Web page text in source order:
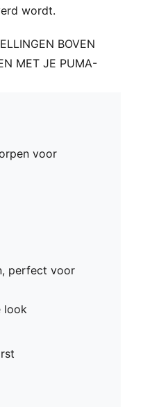
wordt.
BOVEN
MET JE PUMA-
voor
perfect voor
look